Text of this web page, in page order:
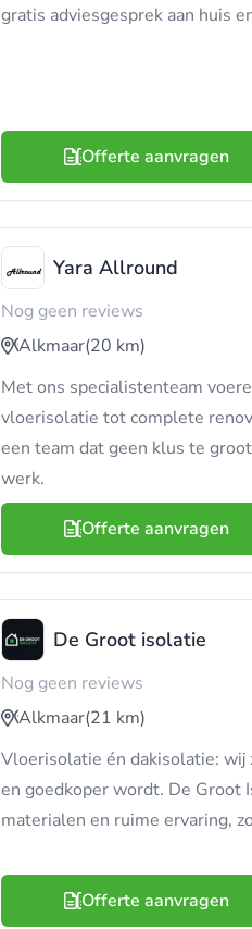
gratis adviesgesprek aan huis
Offerte aanvragen
Yara Allround
Nog geen reviews
Alkmaar(20 km)
Met ons specialistenteam
vloerisolatie tot complete
een team dat geen klus te
werk.
Offerte aanvragen
De Groot isolatie
Nog geen reviews
Alkmaar(21 km)
Vloerisolatie én dakisolatie:
en goedkoper wordt. De Groot
materialen en ruime ervaring,
Offerte aanvragen